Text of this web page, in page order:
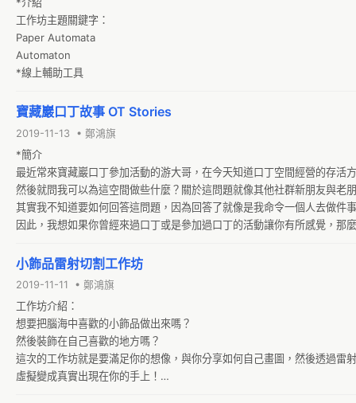
*介紹
工作坊主題關鍵字：
Paper Automata
Automaton
*線上輔助工具
寶藏巖口丁故事 OT Stories
2019-11-13 • 鄭鴻旗
*簡介
最近常來寶藏巖口丁參加活動的游大哥，在今天知道口丁空間經營的存活
然後就問我可以為這空間做些什麼？關於這問題就像其他社群新朋友與老
其實我不知道要如何回答這問題，因為回答了就像是我命令一個人去做件
因此，我想如果你曾經來過口丁或是參加過口丁的活動讓你有所感覺，那
你在這看到什麼？感受到什麼？並且在文末加上一個 ‪＃‎OTstories‬ 標籤，方便我們收集與整理。
故事是傳承與支持的力量，也許哪天關於口丁我們都盡力，空間不在了，
小飾品雷射切割工作坊
2019-11-11 • 鄭鴻旗
工作坊介紹：
想要把腦海中喜歡的小飾品做出來嗎？
然後裝飾在自己喜歡的地方嗎？
這次的工作坊就是要滿足你的想像，與你分享如何自己畫圖，然後透過雷
虛擬變成真實出現在你的手上！